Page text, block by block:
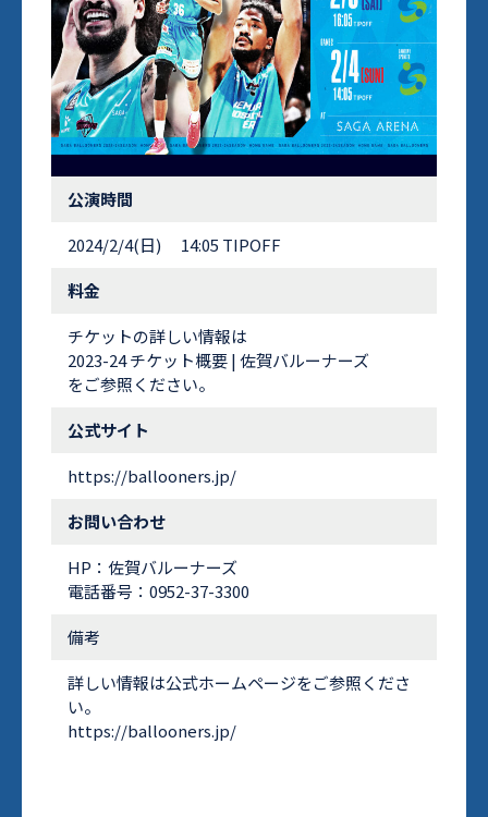
公演時間
2024/2/4(日) 14:05 TIPOFF
料金
チケットの詳しい情報は
2023-24 チケット概要 | 佐賀バルーナーズ
をご参照ください。
公式サイト
https://ballooners.jp/
お問い合わせ
HP： 佐賀バルーナーズ
電話番号：0952-37-3300
備考
詳しい情報は公式ホームページをご参照くださ
い。
https://ballooners.jp/